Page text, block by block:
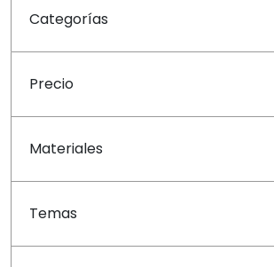
Categorías
Precio
Materiales
Temas